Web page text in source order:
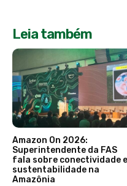
Leia também
Amazon On 2026:
Superintendente da FAS
fala sobre conectividade e
sustentabilidade na
Amazônia